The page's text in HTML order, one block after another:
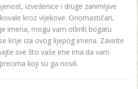
izvedenice i druge zanimljive
kroz vijekove. Onomastičari,
imena, mogu vam otkriti bogatu
krije iza ovog lijepog imena. Zavirite
sve što vaše ime ima da vam
koji su ga nosili.